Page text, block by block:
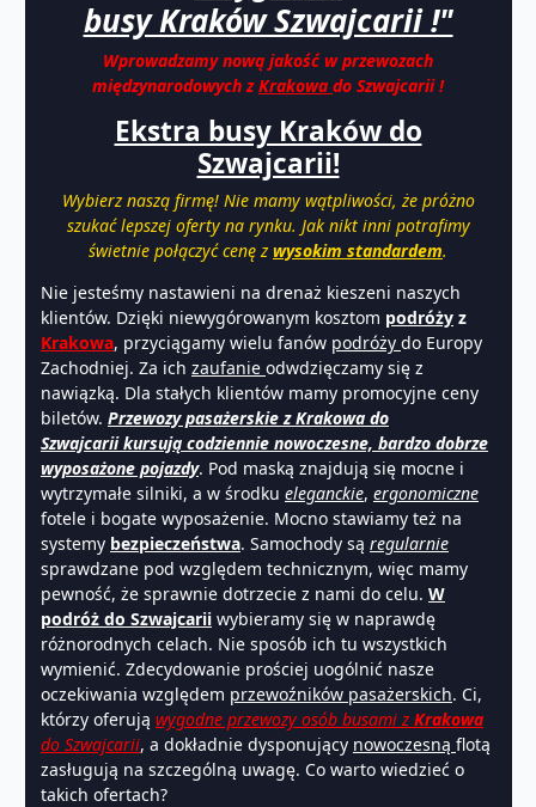
busy Kraków Szwajcarii !"
Wprowadzamy nową jakość w przewozach
międzynarodowych zKrakowa do Szwajcarii !
Ekstra busy Kraków do
Szwajcarii!
Wybierz naszą firmę! Nie mamy wątpliwości, że próżno
szukać lepszej oferty na rynku. Jak nikt inni potrafimy
świetnie połączyć cenę z wysokim standardem.
Nie jesteśmy nastawieni na drenaż kieszeni naszych
klientów. Dzięki niewygórowanym kosztom podróży z
Krakowa, przyciągamy wielu fanów podróży do Europy
Zachodniej. Za ich zaufanie odwdzięczamy się z
nawiązką. Dla stałych klientów mamy promocyjne ceny
biletów. Przewozy pasażerskie z Krakowa do
Szwajcarii kursują codziennie nowoczesne, bardzo dobrze
wyposażone pojazdy. Pod maską znajdują się mocne i
wytrzymałe silniki, a w środku eleganckie, ergonomiczne
fotele i bogate wyposażenie. Mocno stawiamy też na
systemy bezpieczeństwa. Samochody są regularnie
sprawdzane pod względem technicznym, więc mamy
pewność, że sprawnie dotrzecie z nami do celu. W
podróż do Szwajcarii wybieramy się w naprawdę
różnorodnych celach. Nie sposób ich tu wszystkich
wymienić. Zdecydowanie prościej uogólnić nasze
oczekiwania względem przewoźników pasażerskich. Ci,
którzy oferują wygodne przewozy osób busami z Krakowa
do Szwajcarii, a dokładnie dysponujący nowoczesną flotą
zasługują na szczególną uwagę. Co warto wiedzieć o
takich ofertach?